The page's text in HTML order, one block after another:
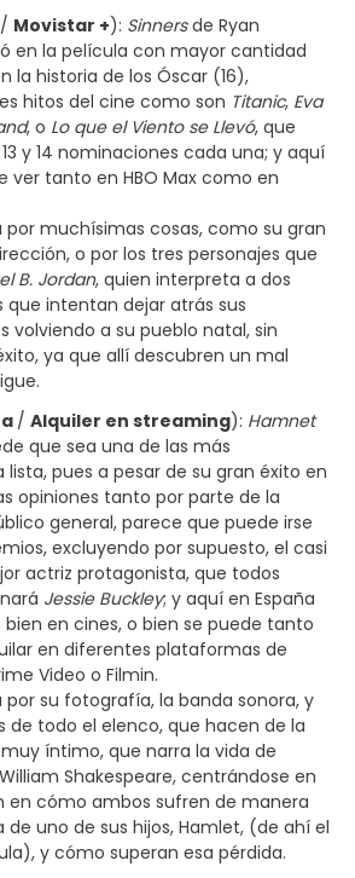
/ Movistar +): Sinnersde Ryan
en la película con mayor cantidad
la historia de los Óscar (16),
hitos del cine como son Titanic, Eva
, o Lo que el Viento se Llevó, que
y 14 nominaciones cada una; y aquí
ver tanto en HBO Max como en
por muchísimas cosas, como su gran
o por los tres personajes que
B. Jordan, quien interpreta a dos
intentan dejar atrás sus
volviendo a su pueblo natal, sin
ya que allí descubren un mal
/ Alquiler en streaming): Hamnet
que sea una de las más
pues a pesar de su gran éxito en
opiniones tanto por parte de la
general, parece que puede irse
excluyendo por supuesto, el casi
actriz protagonista, que todos
Jessie Buckley; y aquí en España
en cines, o bien se puede tanto
en diferentes plataformas de
Video o Filmin.
su fotografía, la banda sonora, y
de todo el elenco, que hacen de la
íntimo, que narra la vida de
Shakespeare, centrándose en
en cómo ambos sufren de manera
uno de sus hijos, Hamlet, (de ahí el
y cómo superan esa pérdida.